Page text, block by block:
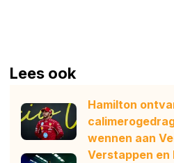
Lees ook
Hamilton
wennen aan
Verstappen en